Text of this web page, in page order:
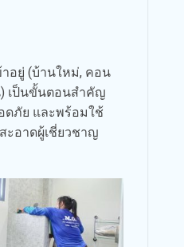
อยู่ (บ้านใหม่, คอน
เป็นขั้นตอนสำคัญ
ดภัย และพร้อมใช้
ะอาดผู้เชี่ยวชาญ